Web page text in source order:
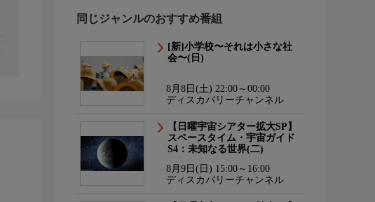
同じジャンルのおすすめ番組
[新]小学校〜それは小さな社
会〜(日)
8月8日(土) 22:00～00:00
ディスカバリーチャンネル
【日曜宇宙シアター拡大SP】
スペースタイム・宇宙ガイド
S4：未知なる世界(二)
8月9日(日) 15:00～16:00
ディスカバリーチャンネル